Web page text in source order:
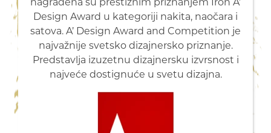
Design Award u kategoriji nakita, naočara i
satova. A’ Design Award and Competition je
najvažnije svetsko dizajnersko priznanje.
Predstavlja izuzetnu dizajnersku izvrsnost i
najveće dostignuće u svetu dizajna.